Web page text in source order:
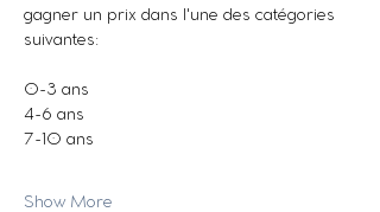
gagner un prix dans l'une des catégories
suivantes:
0-3 ans
4-6 ans
7-10 ans
Show More